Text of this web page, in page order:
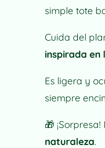
simple tote
Cuida del
inspirada en
Es ligera y
siempre
🎁
naturaleza.